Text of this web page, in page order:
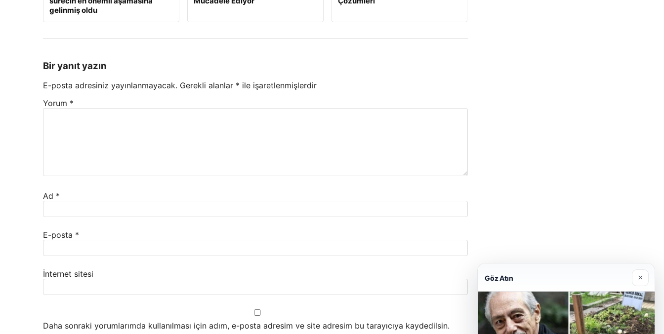
gelinmiş oldu
Bir yanıt yazın
E-posta adresiniz yayınlanmayacak. Gerekli alanlar * ile işaretlenmişlerdir
Yorum *
Ad *
E-posta *
İnternet sitesi
Daha sonraki yorumlarımda kullanılması için adım, e-posta adresim ve site adresim bu tarayıcıya kaydedilsin.
Göz Atın ×